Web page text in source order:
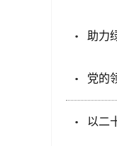
助力
党的
以二